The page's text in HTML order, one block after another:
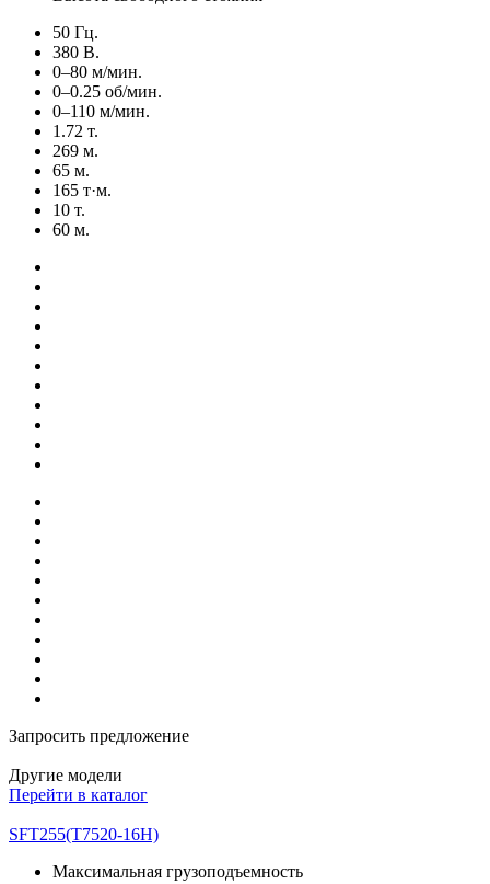
50 Гц.
380 В.
0–80 м/мин.
0–0.25 об/мин.
0–110 м/мин.
1.72 т.
269 м.
65 м.
165 т·м.
10 т.
60 м.
Запросить предложение
Другие модели
Перейти в каталог
SFT255(T7520-16H)
Максимальная грузоподъемность